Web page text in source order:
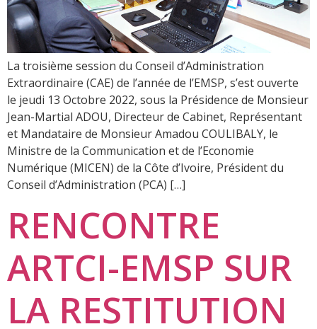
La troisième session du Conseil d’Administration
Extraordinaire (CAE) de l’année de l’EMSP, s’est ouverte
le jeudi 13 Octobre 2022, sous la Présidence de Monsieur
Jean-Martial ADOU, Directeur de Cabinet, Représentant
et Mandataire de Monsieur Amadou COULIBALY, le
Ministre de la Communication et de l’Economie
Numérique (MICEN) de la Côte d’Ivoire, Président du
Conseil d’Administration (PCA) […]
RENCONTRE
ARTCI-EMSP SUR
LA RESTITUTION